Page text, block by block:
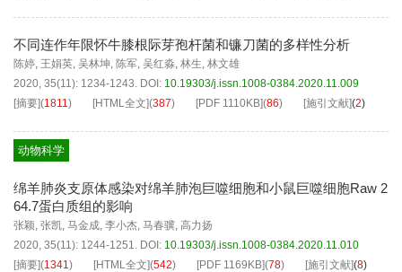
不同连作年限怀牛膝根际芽孢杆菌和镰刀菌的多样性分析
陈婷, 王娟英, 吴林坤, 陈军, 吴红淼, 林生, 林文雄
2020, 35(11): 1234-1243. DOI: 10.19303/j.issn.1008-0384.2020.11.009
[摘要](1811) [HTML全文](387) [PDF 1110KB](86) [施引文献](2)
动物科学
绵羊肺炎支原体感染对绵羊肺泡巨噬细胞和小鼠巨噬细胞Raw 2
64.7蛋白质组的影响
张颖, 张凯, 马金成, 李小杰, 马春骥, 高力扬
2020, 35(11): 1244-1251. DOI: 10.19303/j.issn.1008-0384.2020.11.010
[摘要](1341) [HTML全文](542) [PDF 1169KB](78) [施引文献](8)